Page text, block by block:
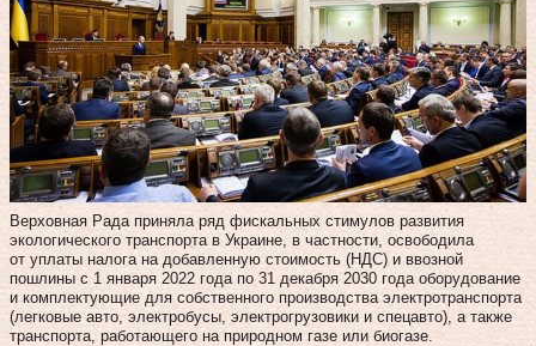
Верховная Рада приняла ряд фискальных стимулов развития
экологического транспорта в Украине, в частности, освободила
от уплаты налога на добавленную стоимость (НДС) и ввозной
пошлины с 1 января 2022 года по 31 декабря 2030 года оборудование
и комплектующие для собственного производства электротранспорта
(легковые авто, электробусы, электрогрузовики и спецавто), а также
транспорта, работающего на природном газе или биогазе.